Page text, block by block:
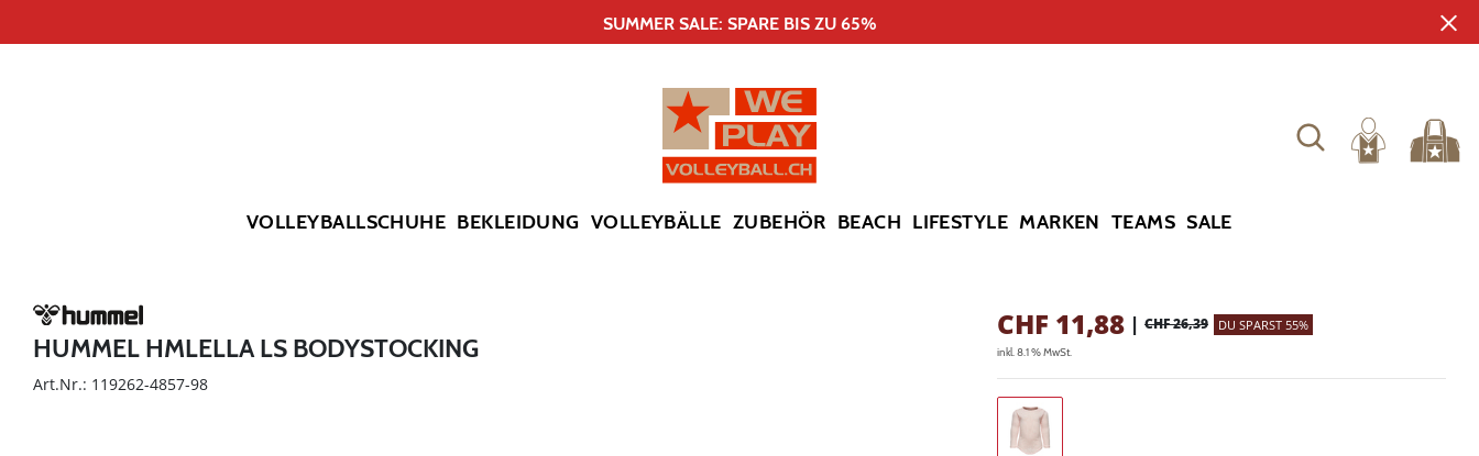
SUMMER SALE: SPARE BIS ZU 65%
VOLLEYBALLSCHUHE BEKLEIDUNG VOLLEYBÄLLE ZUBEHÖR BEACH LIFESTYLE MARKEN TEAMS SALE
HUMMEL HMLELLA LS BODYSTOCKING
Art.Nr.: 119262-4857-98
CHF 11,88 | CHF 26,39 DU SPARST 55%
inkl. 8.1 % MwSt.